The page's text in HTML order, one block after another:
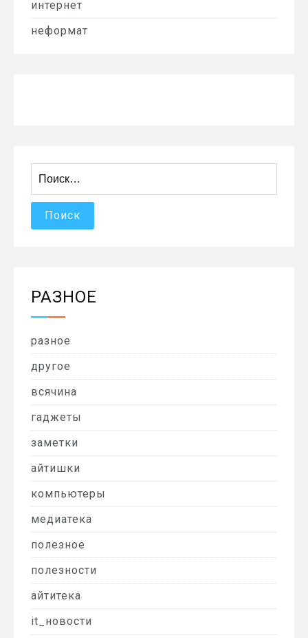
интернет
неформат
РАЗНОЕ
разное
другое
всячина
гаджеты
заметки
айтишки
компьютеры
медиатека
полезное
полезности
айтитека
it_новости